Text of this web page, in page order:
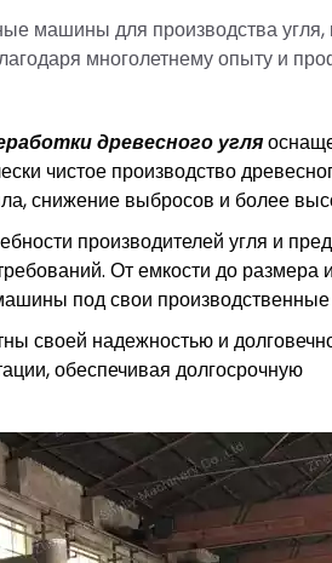
машины для производства угля,
многолетнему опыту и
древесного угля
чистое производство
снижение выбросов и более
производителей угля и
От емкости до размера и
под свои
своей надежностью и
обеспечивая долгосрочную